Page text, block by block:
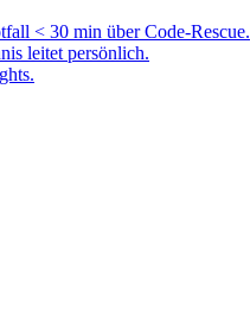
< 30 min über Code-Rescue.
leitet persönlich.